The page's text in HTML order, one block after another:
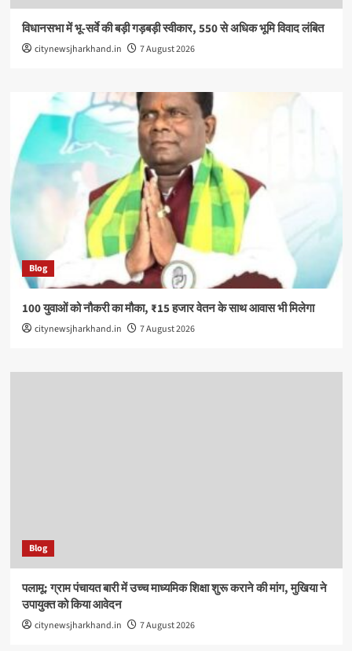
विधानसभा में भू-सर्वे की बड़ी गड़बड़ी स्वीकार, 550 से अधिक भूमि विवाद लंबित
citynewsjharkhand.in 7 August 2026
Blog
100 युवाओं को नौकरी का मौका, ₹15 हजार वेतन के साथ आवास भी मिलेगा
citynewsjharkhand.in 7 August 2026
Blog
पलामू: ग्राम पंचायत बारी में उच्च माध्यमिक शिक्षा शुरू कराने की मांग, मुखिया ने
उपायुक्त को किया आवेदन
citynewsjharkhand.in 7 August 2026